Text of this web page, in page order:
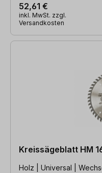
52,61 €
inkl. MwSt. zzgl.
Versandkosten
Kreissägeblatt HM
Holz | Universal |